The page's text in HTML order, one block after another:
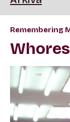
Remembering